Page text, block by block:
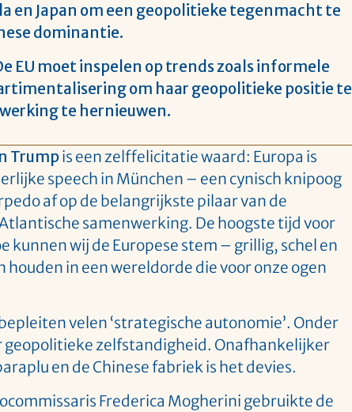
en Japan om een geopolitieke tegenmacht te
dominantie.
EU moet inspelen op trends zoals informele
om haar geopolitieke positie te
te hernieuwen.
Trumpis een zelffelicitatie waard: Europa is
speech in München – een cynisch knipoog
af op de belangrijkste pilaar van de
samenwerking. De hoogste tijd voor
kunnen wij de Europese stem – grillig, schel en
in een wereldorde die voor onze ogen
velen ‘strategische autonomie’. Onder
zelfstandigheid. Onafhankelijker
en de Chinese fabriek is het devies.
Frederica Mogherini gebruikte de